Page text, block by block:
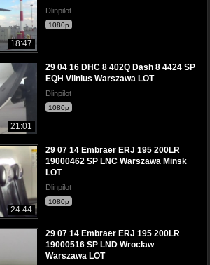
18:47
Dlinpilot
1080p
21:01
29 04 16 DHC 8 402Q Dash 8 4424 SP
EQH Vilnius Warszawa LOT
Dlinpilot
1080p
24:44
29 07 14 Embraer ERJ 195 200LR
19000462 SP LNC Warszawa Minsk
LOT
Dlinpilot
1080p
29 07 14 Embraer ERJ 195 200LR
19000516 SP LND Wrocław
Warszawa LOT